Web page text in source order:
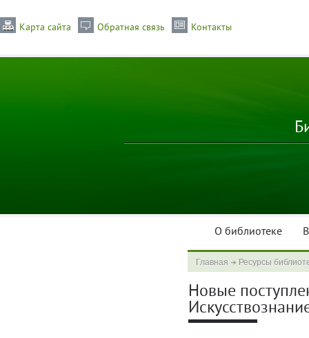
Карта сайта Обратная связь Контакты
О библиотеке
Главная Ресурсы
Новые